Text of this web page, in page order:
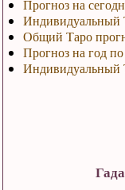
Прогноз на
Индивидуальный
Общий Таро
Прогноз на год
Индивидуальный